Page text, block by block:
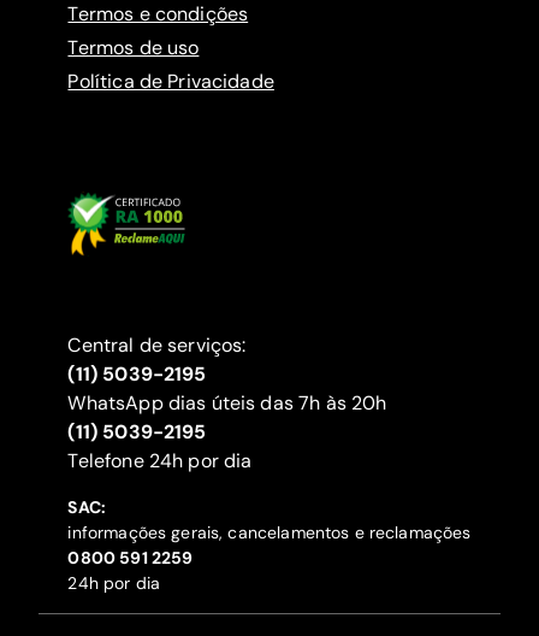
Termos e condições
Termos de uso
Política de Privacidade
Central de serviços:
(11) 5039-2195
WhatsApp dias úteis das 7h às 20h
(11) 5039-2195
‍Telefone 24h por dia
SAC:
informações gerais, cancelamentos e reclamações
‍0800 591 2259
24h por dia